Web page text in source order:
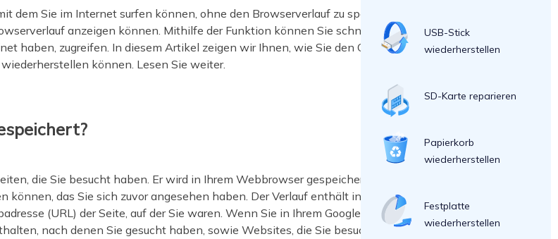
dem Sie im Internet surfen können, ohne den Browserverlauf zu speichern. Der
anzeigen können. Mithilfe der Funktion können Sie schnell und
haben, zugreifen. In diesem Artikel zeigen wir Ihnen, wie Sie den Chrome Verlauf
können. Lesen Sie weiter.
die Sie besucht haben. Er wird in Ihrem Webbrowser gespeichert, damit Sie
das Sie sich zuvor angesehen haben. Der Verlauf enthält in der Regel das
(URL) der Seite, auf der Sie waren. Wenn Sie in Ihrem Google-Konto
nach denen Sie gesucht haben, sowie Websites, die Sie besucht haben,
USB-Stick
wiederherstellen
SD-Karte reparieren
Papierkorb
wiederherstellen
Festplatte
wiederherstellen